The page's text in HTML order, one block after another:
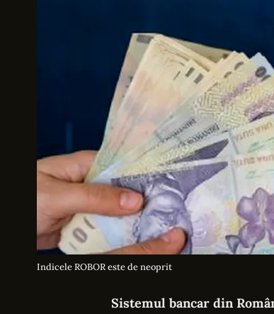
Indicele ROBOR este de neoprit
Sistemul bancar din